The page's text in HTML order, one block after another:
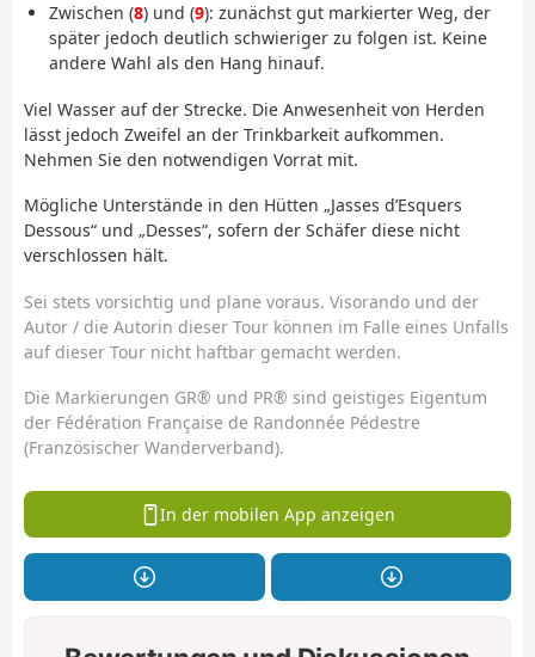
Zwischen (8) und (9): zunächst gut markierter Weg, der
später jedoch deutlich schwieriger zu folgen ist. Keine
andere Wahl als den Hang hinauf.
Viel Wasser auf der Strecke. Die Anwesenheit von Herden
lässt jedoch Zweifel an der Trinkbarkeit aufkommen.
Nehmen Sie den notwendigen Vorrat mit.
Mögliche Unterstände in den Hütten „Jasses d’Esquers
Dessous“ und „Desses“, sofern der Schäfer diese nicht
verschlossen hält.
Sei stets vorsichtig und plane voraus. Visorando und der
Autor / die Autorin dieser Tour können im Falle eines Unfalls
auf dieser Tour nicht haftbar gemacht werden.
Die Markierungen GR® und PR® sind geistiges Eigentum
der Fédération Française de Randonnée Pédestre
(Französischer Wanderverband).
In der mobilen App anzeigen